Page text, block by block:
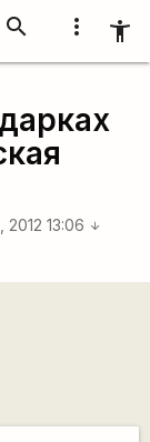
more_vert accessibility_new
search
2012 13:06 arrow_downward